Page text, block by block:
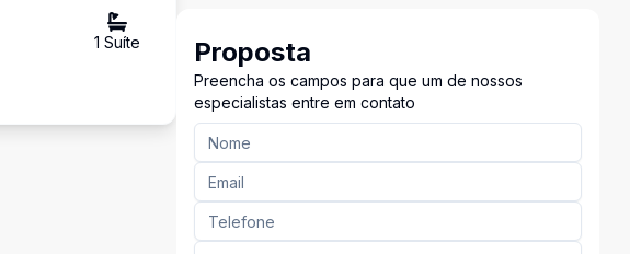
1 Suíte Proposta
Preencha os campos para que um de nossos
especialistas entre em contato